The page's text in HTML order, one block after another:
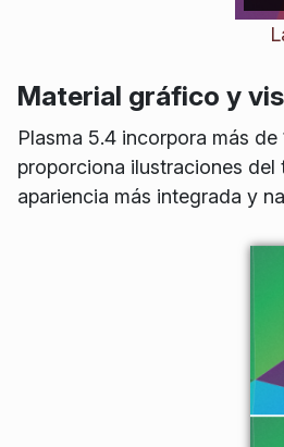
Material gráfico y
Plasma 5.4 incorpora más
proporciona ilustraciones
apariencia más integrada y